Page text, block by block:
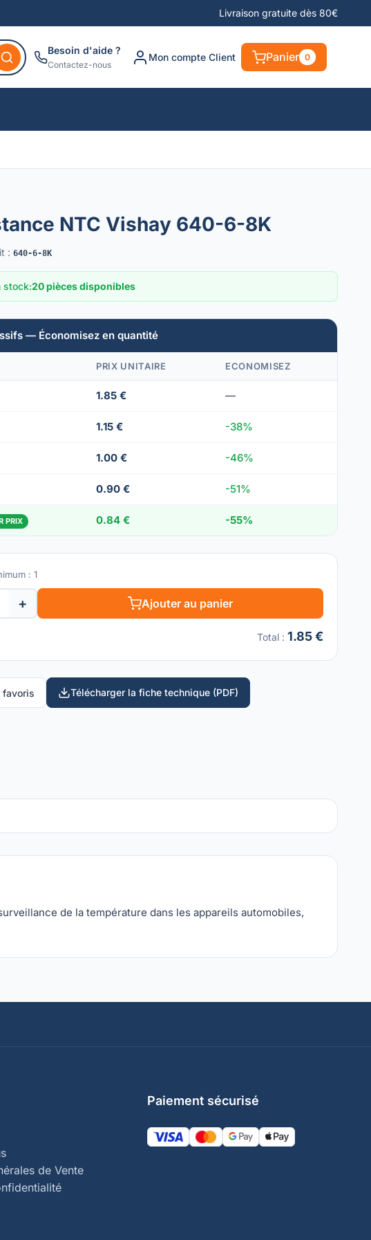
Livraison gratuite dès 80€
Besoin d'aide ?
Contactez-nous
Mon compte Client Panier 0
NTC Vishay 640-6-8K
: 640-6-8K
stock:20 pièces disponibles
— Économisez en quantité
PRIX UNITAIRE ECONOMISEZ
1.85 € —
1.15 € -38%
1.00 € -46%
0.90 € -51%
PRIX 0.84 € -55%
: 1
+ Ajouter au panier
Total : 1.85 €
favoris Télécharger la fiche technique (PDF)
de la température dans les appareils automobiles,
de Vente
Paiement sécurisé